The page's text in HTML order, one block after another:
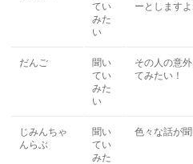
てい
みた
い
ーとします
だんご
聞い
てい
みた
い
その人の意
てみたい！
じみんちゃ
んらぶ
聞い
てい
みた
色々な話が聞